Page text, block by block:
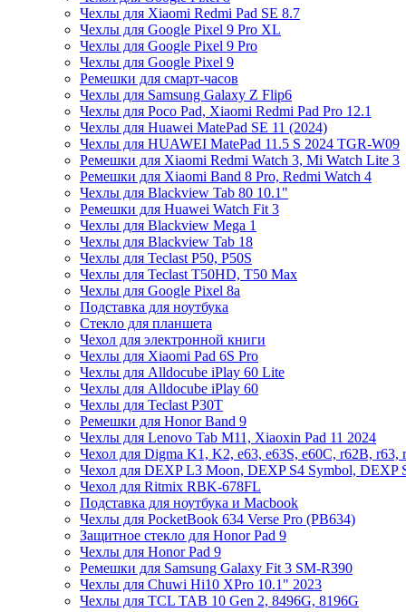
Чехлы для Xiaomi Redmi Pad SE 8.7
Чехлы для Google Pixel 9 Pro XL
Чехлы для Google Pixel 9 Pro
Чехлы для Google Pixel 9
Ремешки для смарт-часов
Чехлы для Samsung Galaxy Z Flip6
Чехлы для Poco Pad, Xiaomi Redmi Pad Pro 12.1
Чехлы для Huawei MatePad SE 11 (2024)
Чехлы для HUAWEI MatePad 11.5 S 2024 TGR-W09
Ремешки для Xiaomi Redmi Watch 3, Mi Watch Lite 3
Ремешки для Xiaomi Band 8 Pro, Redmi Watch 4
Чехлы для Blackview Tab 80 10.1"
Ремешки для Huawei Watch Fit 3
Чехлы для Blackview Mega 1
Чехлы для Blackview Tab 18
Чехлы для Teclast P50, P50S
Чехлы для Teclast T50HD, T50 Max
Чехлы для Google Pixel 8a
Подставка для ноутбука
Стекло для планшета
Чехол для электронной книги
Чехлы для Xiaomi Pad 6S Pro
Чехлы для Alldocube iPlay 60 Lite
Чехлы для Alldocube iPlay 60
Чехлы для Teclast P30T
Ремешки для Honor Band 9
Чехлы для Lenovo Tab M11, Xiaoxin Pad 11 2024
Чехол для Digma K1, K2, e63, e63S, e60C, r62B, r63,
Чехол для DEXP L3 Moon, DEXP S4 Symbol, DEXP
Чехол для Ritmix RBK-678FL
Подставка для ноутбука и Macbook
Чехлы для PocketBook 634 Verse Pro (PB634)
Защитное стекло для Honor Pad 9
Чехлы для Honor Pad 9
Ремешки для Samsung Galaxy Fit 3 SM-R390
Чехлы для Chuwi Hi10 XPro 10.1" 2023
Чехлы для TCL TAB 10 Gen 2, 8496G, 8196G